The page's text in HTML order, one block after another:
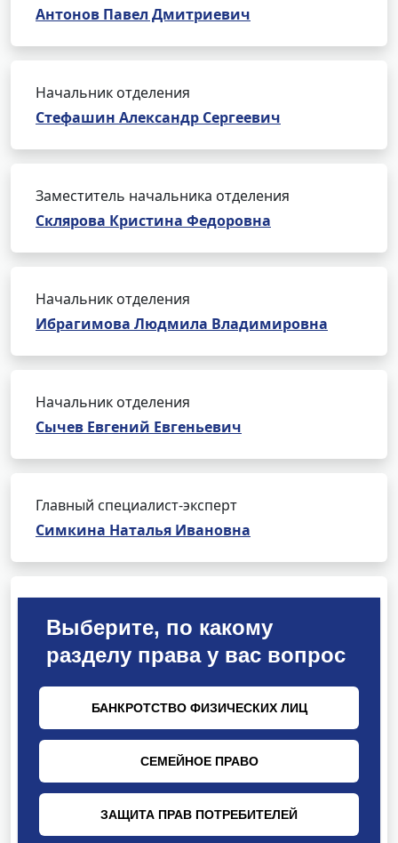
Антонов Павел Дмитриевич
Начальник отделения
Стефашин Александр Сергеевич
Заместитель начальника отделения
Склярова Кристина Федоровна
Начальник отделения
Ибрагимова Людмила Владимировна
Начальник отделения
Сычев Евгений Евгеньевич
Главный специалист-эксперт
Симкина Наталья Ивановна